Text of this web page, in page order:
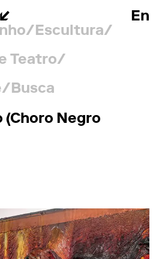
En
Escultura
Teatro
Busca
(Choro Negro